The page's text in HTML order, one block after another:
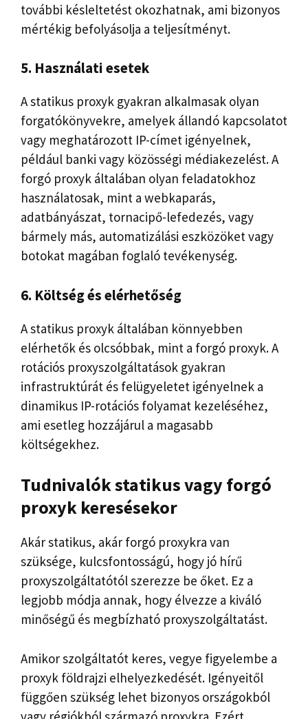
további késleltetést okozhatnak, ami bizonyos
mértékig befolyásolja a teljesítményt.
5. Használati esetek
A statikus proxyk gyakran alkalmasak olyan
forgatókönyvekre, amelyek állandó kapcsolatot
vagy meghatározott IP-címet igényelnek,
például banki vagy közösségi médiakezelést. A
forgó proxyk általában olyan feladatokhoz
használatosak, mint a webkaparás,
adatbányászat, tornacipő-lefedezés, vagy
bármely más, automatizálási eszközöket vagy
botokat magában foglaló tevékenység.
6. Költség és elérhetőség
A statikus proxyk általában könnyebben
elérhetők és olcsóbbak, mint a forgó proxyk. A
rotációs proxyszolgáltatások gyakran
infrastruktúrát és felügyeletet igényelnek a
dinamikus IP-rotációs folyamat kezeléséhez,
ami esetleg hozzájárul a magasabb
költségekhez.
Tudnivalók statikus vagy forgó
proxyk keresésekor
Akár statikus, akár forgó proxykra van
szüksége, kulcsfontosságú, hogy jó hírű
proxyszolgáltatótól szerezze be őket. Ez a
legjobb módja annak, hogy élvezze a kiváló
minőségű és megbízható proxyszolgáltatást.
Amikor szolgáltatót keres, vegye figyelembe a
proxyk földrajzi elhelyezkedését. Igényeitől
függően szükség lehet bizonyos országokból